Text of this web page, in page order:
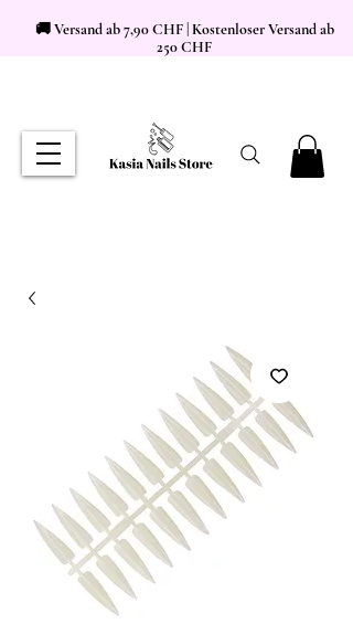
🚚 Versand ab 7,90 CHF | Kostenloser Versand ab
250 CHF